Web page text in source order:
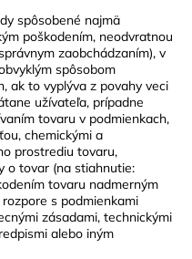
spôsobené najmä
poškodením, neodvratnou
zaobchádzaním), v
spôsobom
ak to vyplýva z povahy veci
užívateľa, prípadne
tovaru v podmienkach,
chemickými a
prostrediu tovaru,
o tovar (na stiahnutie:
tovaru nadmerným
s podmienkami
zásadami, technickými
alebo iným